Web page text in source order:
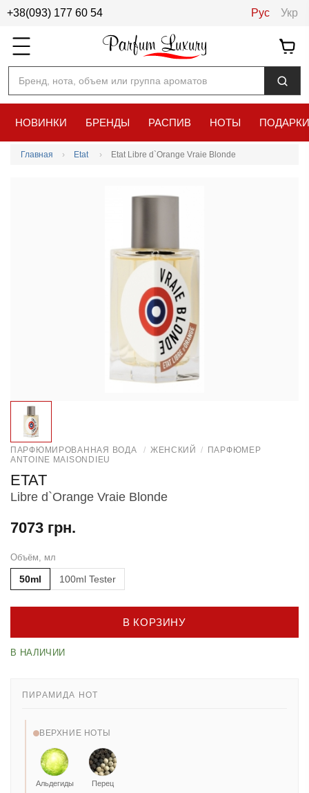
+38(093) 177 60 54 Рус Укр
Бренд, нота, объем или группа ароматов
НОВИНКИ БРЕНДЫ РАСПИВ НОТЫ ПОДАРКИ
Главная Etat Etat Libre d`Orange Vraie Blonde
ПАРФЮМИРОВАННАЯ ВОДА / ЖЕНСКИЙ /
ПАРФЮМЕР
ANTOINE MAISONDIEU
ETAT
Libre d`Orange Vraie Blonde
7073 грн.
Объём, мл
50ml 100ml Tester
В КОРЗИНУ
В НАЛИЧИИ
ПИРАМИДА НОТ
ВЕРХНИЕ НОТЫ
Альдегиды Перец